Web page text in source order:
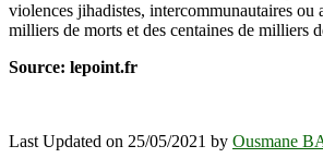
violences jihadistes, intercommunautaires ou
milliers de morts et des centaines de milliers
Source: lepoint.fr
Last Updated on 25/05/2021 by Ousmane